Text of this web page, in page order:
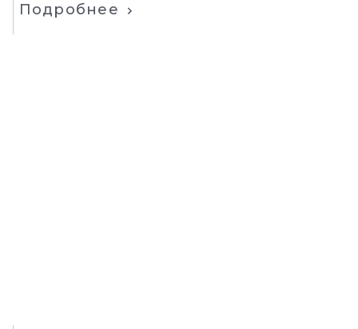
Подробнее